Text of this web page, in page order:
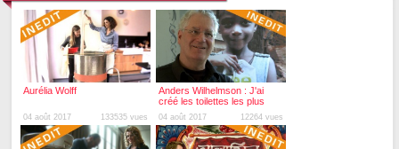
Aurélia Wolff
04 août 2017 133535 vues
Anders Wilhelmson : J'ai
créé les toilettes les plus
simples du monde
04 août 2017 12264 vues